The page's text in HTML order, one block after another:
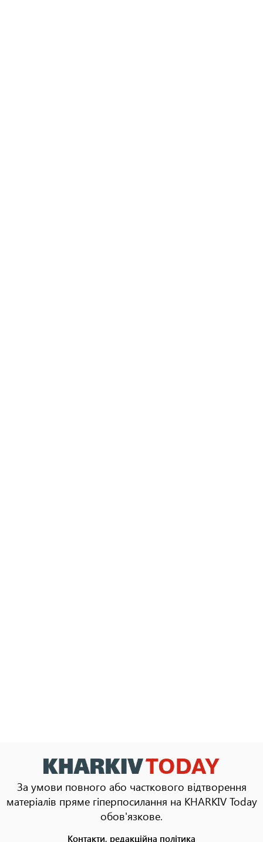
За умови повного або часткового відтворення
матеріалів пряме гіперпосилання на KHARKIV Today
обов'язкове.
Контакти, редакційна політика